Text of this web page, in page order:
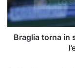
in
Serie
C
perBraglia torna in